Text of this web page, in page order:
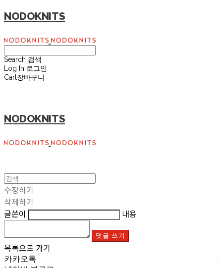
NODOKNITS
Search 검색
Log In 로그인
Cart장바구니
NODOKNITS
수정하기
삭제하기
글쓴이
내용
댓글 쓰기
목록으로 가기
카카오톡